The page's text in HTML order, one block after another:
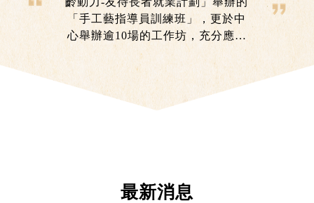
「手工藝指導員訓練班」，更於中
心舉辦逾10場的工作坊，充分應用
課程所學和實踐自己才能。每當看
見參與者由沒有信心到完成作品所
露出的滿足笑容時，便是她成為手
作導師的最大動力。
最新消息